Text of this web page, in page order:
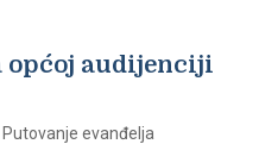
općoj audijenciji
evanđelja